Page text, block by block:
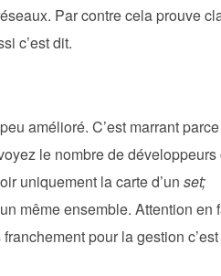
Par contre cela prouve
c’est dit.
amélioré. C’est marrant
le nombre de
uniquement la carte d’un set;
même ensemble. Attention en
pour la gestion